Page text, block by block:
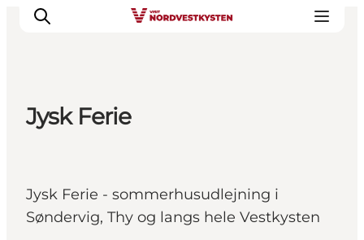
Handicapvenlig ferie
Events
Overnatning
Jysk Ferie
Jysk Ferie - sommerhusudlejning i
Søndervig, Thy og langs hele Vestkysten